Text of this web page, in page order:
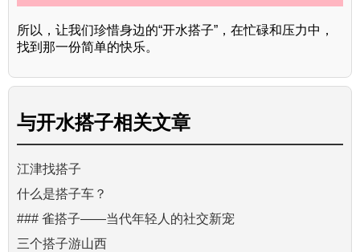
所以，让我们珍惜身边的“开水搭子”，在忙碌和压力中，
找到那一份简单的快乐。
与开水搭子相关文章
江津找搭子
什么是搭子车？
### 雀搭子——当代年轻人的社交新宠
三个搭子游山西